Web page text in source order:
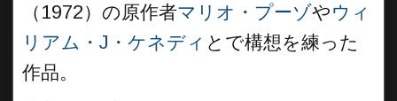
（1972）の原作者マリオ・プーゾやウィ
リアム・J・ケネディ とで構想を練った
作品。